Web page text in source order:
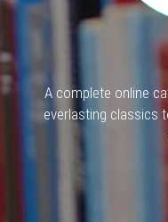
A complete online
everlasting classics